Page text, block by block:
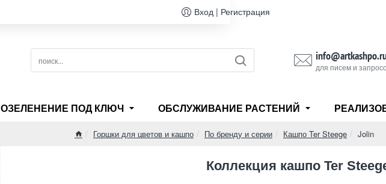
Вход | Регистрация
поиск... для писем и
ОЗЕЛЕНЕНИЕ ПОД КЛЮЧ ОБСЛУЖИВАНИЕ РАСТЕНИЙ
Горшки для цветов и кашпо По бренду и серии Кашпо Ter Steege Jolin
Коллекция кашпо Ter